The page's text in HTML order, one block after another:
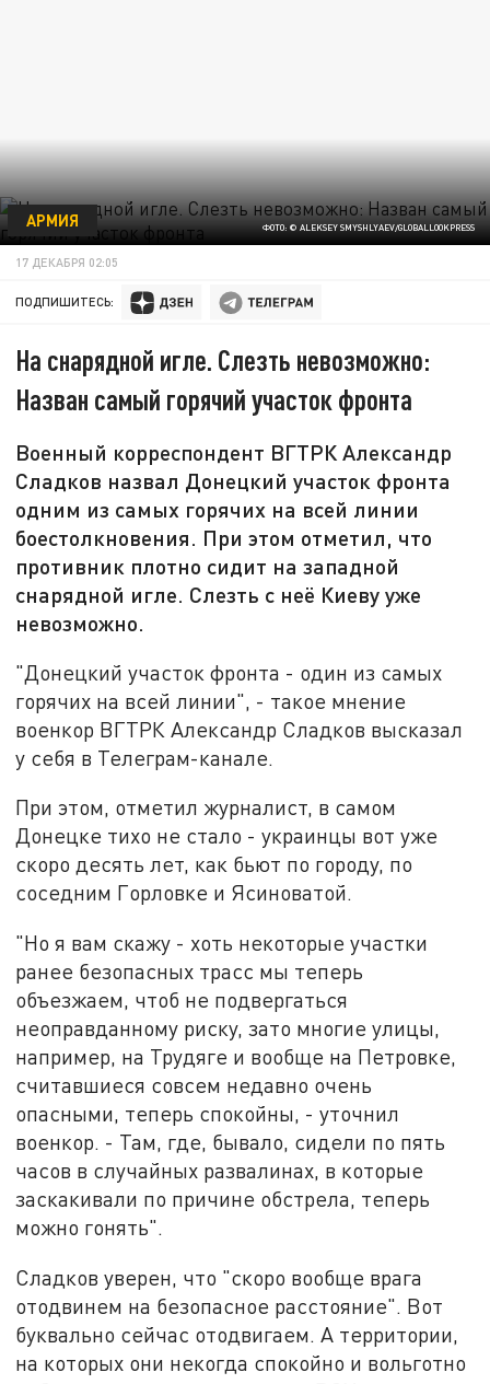
ФОТО: © ALEKSEY SMYSHLYAEV/GLOBALLOOKPRESS
АРМИЯ
17 ДЕКАБРЯ 02:05
ПОДПИШИТЕСЬ:
На снарядной игле. Слезть невозможно:
Назван самый горячий участок фронта
Военный корреспондент ВГТРК Александр
Сладков назвал Донецкий участок фронта
одним из самых горячих на всей линии
боестолкновения. При этом отметил, что
противник плотно сидит на западной
снарядной игле. Слезть с неё Киеву уже
невозможно.
"Донецкий участок фронта - один из самых
горячих на всей линии", - такое мнение
военкор ВГТРК Александр Сладков высказал
у себя в Телеграм-канале.
При этом, отметил журналист, в самом
Донецке тихо не стало - украинцы вот уже
скоро десять лет, как бьют по городу, по
соседним Горловке и Ясиноватой.
"Но я вам скажу - хоть некоторые участки
ранее безопасных трасс мы теперь
объезжаем, чтоб не подвергаться
неоправданному риску, зато многие улицы,
например, на Трудяге и вообще на Петровке,
считавшиеся совсем недавно очень
опасными, теперь спокойны, - уточнил
военкор. - Там, где, бывало, сидели по пять
часов в случайных развалинах, в которые
заскакивали по причине обстрела, теперь
можно гонять".
Сладков уверен, что "скоро вообще врага
отодвинем на безопасное расстояние". Вот
буквально сейчас отодвигаем. А территории,
на которых они некогда спокойно и вольготно